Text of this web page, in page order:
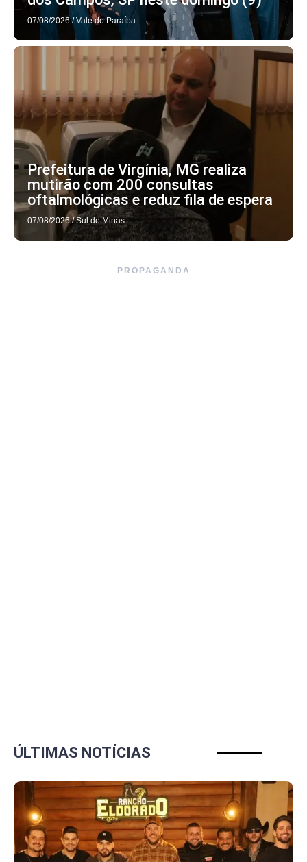
07/08/2026 / Vale do Paraíba
Prefeitura de Virgínia, MG realiza
mutirão com 200 consultas
oftalmológicas e reduz fila de espera
07/08/2026 / Sul de Minas
PROPAGANDA
ÚLTIMAS NOTÍCIAS